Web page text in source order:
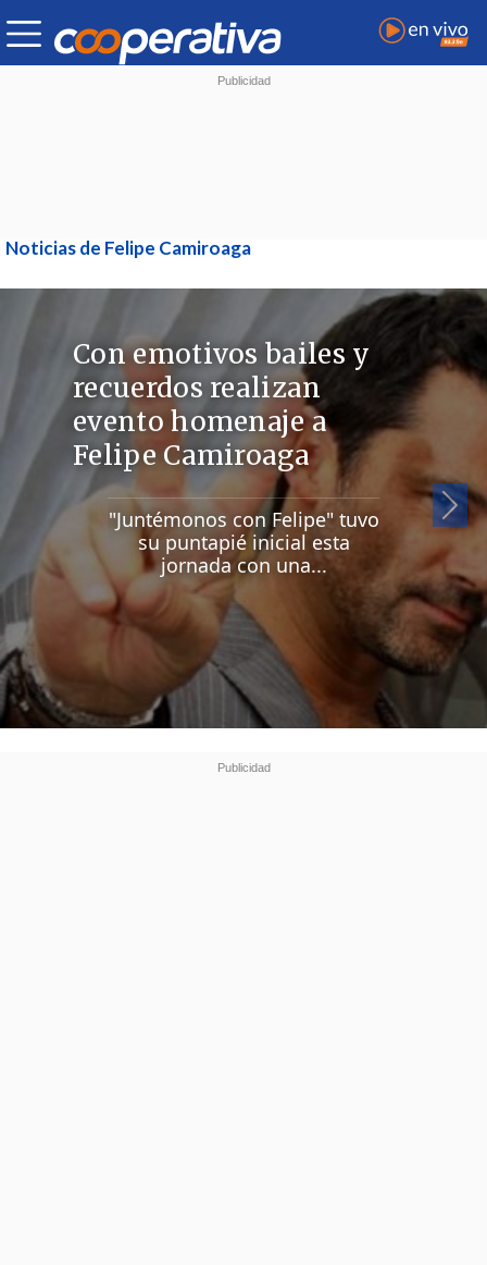
Noticias de Felipe Camiroaga
Con emotivos bailes y
recuerdos realizan
evento homenaje a
Felipe Camiroaga
"Juntémonos con Felipe" tuvo
su puntapié inicial esta
jornada con una...